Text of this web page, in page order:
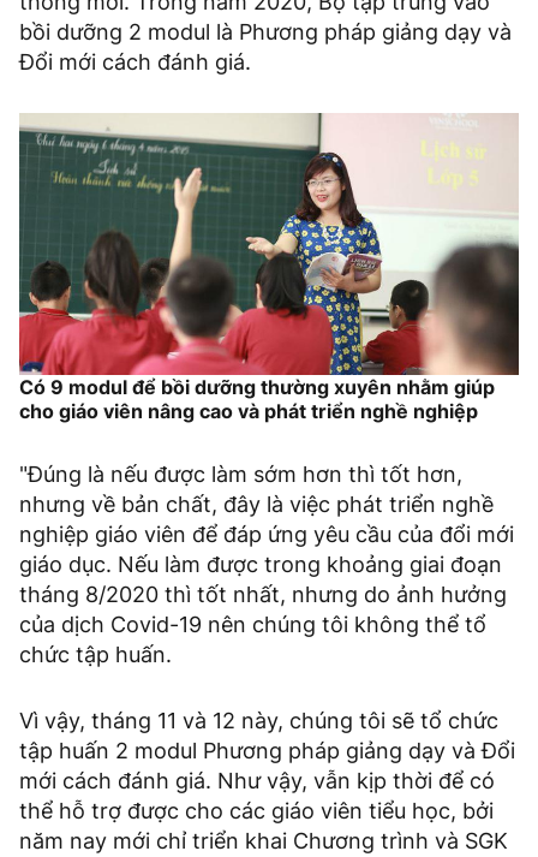
bồi dưỡng 2 modul là Phương pháp giảng dạy và
Đổi mới cách đánh giá.
Có 9 modul để bồi dưỡng thường xuyên nhằm giúp
cho giáo viên nâng cao và phát triển nghề nghiệp
"Đúng là nếu được làm sớm hơn thì tốt hơn,
nhưng về bản chất, đây là việc phát triển nghề
nghiệp giáo viên để đáp ứng yêu cầu của đổi mới
giáo dục. Nếu làm được trong khoảng giai đoạn
tháng 8/2020 thì tốt nhất, nhưng do ảnh hưởng
của dịch Covid-19 nên chúng tôi không thể tổ
chức tập huấn.
Vì vậy, tháng 11 và 12 này, chúng tôi sẽ tổ chức
tập huấn 2 modul Phương pháp giảng dạy và Đổi
mới cách đánh giá. Như vậy, vẫn kịp thời để có
thể hỗ trợ được cho các giáo viên tiểu học, bởi
năm nay mới chỉ triển khai Chương trình và SGK